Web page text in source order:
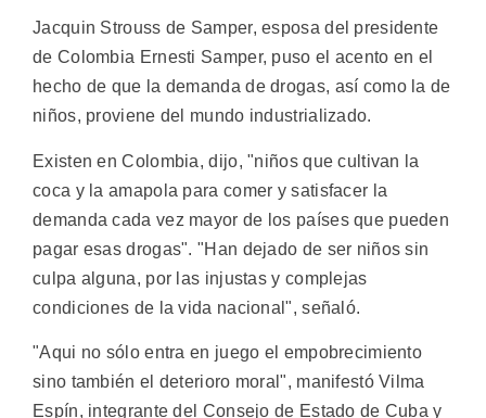
Jacquin Strouss de Samper, esposa del presidente
de Colombia Ernesti Samper, puso el acento en el
hecho de que la demanda de drogas, así como la de
niños, proviene del mundo industrializado.
Existen en Colombia, dijo, "niños que cultivan la
coca y la amapola para comer y satisfacer la
demanda cada vez mayor de los países que pueden
pagar esas drogas". "Han dejado de ser niños sin
culpa alguna, por las injustas y complejas
condiciones de la vida nacional", señaló.
"Aqui no sólo entra en juego el empobrecimiento
sino también el deterioro moral", manifestó Vilma
Espín, integrante del Consejo de Estado de Cuba y